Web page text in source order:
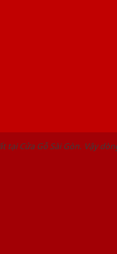
Cửa Gỗ Sài Gòn. Vậy